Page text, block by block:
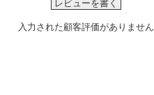
レビューを書く
入力された顧客評価がありません